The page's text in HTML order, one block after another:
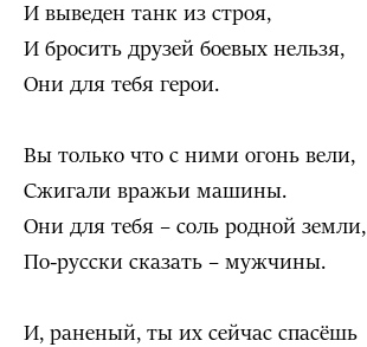
И выведен танк из строя,
И бросить друзей боевых нельзя,
Они для тебя герои.
Вы только что с ними огонь вели,
Сжигали вражьи машины.
Они для тебя – соль родной земли,
По-русски сказать – мужчины.
И, раненый, ты их сейчас спасёшь